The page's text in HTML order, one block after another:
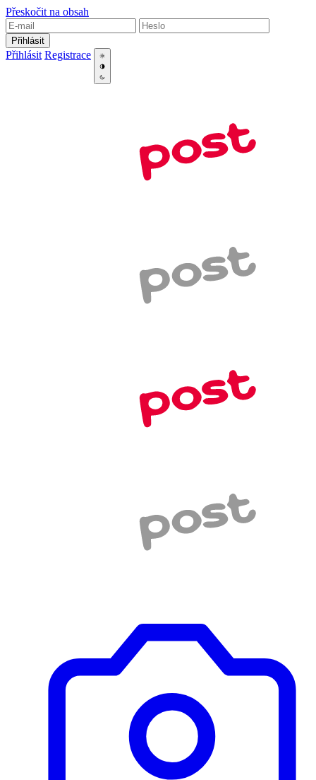
Přeskočit na obsah
Přihlásit
Přihlásit Registrace